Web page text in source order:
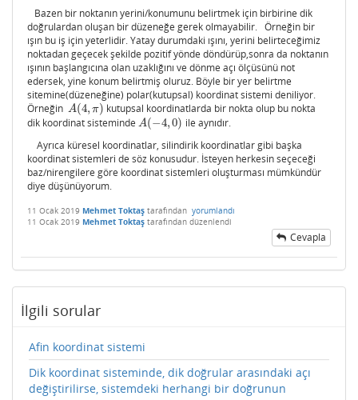
Bazen bir noktanın yerini/konumunu belirtmek için birbirine dik
doğrulardan oluşan bir düzeneğe gerek olmayabilir. Örneğin bir
ışın bu iş için yeterlidir. Yatay durumdaki ışını, yerini belirteceğimiz
noktadan geçecek şekilde pozitif yönde döndürüp,sonra da noktanın
ışının başlangıcına olan uzaklığını ve dönme açı ölçüsünü not
edersek, yine konum belirtmiş oluruz. Böyle bir yer belirtme
sitemine(düzeneğine) polar(kutupsal) koordinat sistemi deniliyor.
Örneğin A(4, π)
A(4,π)
kutupsal koordinatlarda bir nokta olup bu nokta
dik koordinat sisteminde A(−4, 0)
A(−4,0)
ile aynıdır.
Ayrıca küresel koordinatlar, silindirik koordinatlar gibi başka
koordinat sistemleri de söz konusudur. İsteyen herkesin seçeceği
baz/nirengilere göre koordinat sistemleri oluşturması mümkündür
diye düşünüyorum.
11 Ocak 2019 Mehmet Toktaş tarafından yorumlandı
11 Ocak 2019 Mehmet Toktaş tarafından düzenlendi
Cevapla
İlgili sorular
Afin koordinat sistemi
Dik koordinat sisteminde, dik doğrular arasındaki açı
değiştirilirse, sistemdeki herhangi bir doğrunun